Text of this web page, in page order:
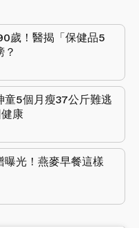
歲！醫揭「保健品5
？
童5個月瘦37公斤難逃
康
曝光！燕麥早餐這樣